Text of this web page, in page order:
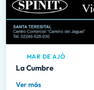
MAR DE AJÓ
La Cumbre
Ver más